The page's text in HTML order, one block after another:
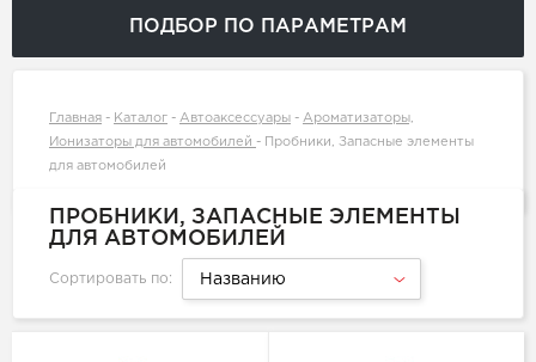
ПОДБОР ПО ПАРАМЕТРАМ
Главная - Каталог - Автоаксессуары - Ароматизаторы,
Ионизаторы для автомобилей -
Пробники, Запасные элементы
для автомобилей
ПРОБНИКИ, ЗАПАСНЫЕ ЭЛЕМЕНТЫ
ДЛЯ АВТОМОБИЛЕЙ
Сортировать по: Названию